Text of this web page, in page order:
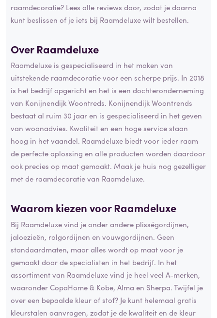
raamdecoratie? Lees alle reviews door, zodat je daarna
kunt beslissen of je iets bij Raamdeluxe wilt bestellen.
Over Raamdeluxe
Raamdeluxe is gespecialiseerd in het maken van
uitstekende raamdecoratie voor een scherpe prijs. In 2018
is het bedrijf opgericht en het is een dochteronderneming
van Konijnendijk Woontreds. Konijnendijk Woontrends
bestaat al ruim 30 jaar en is gespecialiseerd in het geven
van woonadvies. Kwaliteit en een hoge service staan
hoog in het vaandel. Raamdeluxe biedt voor ieder raam
de perfecte oplossing en alle producten worden daardoor
ook precies op maat gemaakt. Maak je huis nog gezelliger
met de raamdecoratie van Raamdeluxe.
Waarom kiezen voor Raamdeluxe
Bij Raamdeluxe vind je onder andere plisségordijnen,
jaloezieën, rolgordijnen en vouwgordijnen. Geen
standaardmaten, maar alles wordt op maat voor je
gemaakt door de specialisten in het bedrijf. In het
assortiment van Raamdeluxe vind je heel veel A-merken,
waaronder CopaHome & Kobe, Alma en Sherpa. Twijfel je
over een bepaalde kleur of stof? Je kunt helemaal gratis
kleurstalen aanvragen, zodat je de kwaliteit en de kleur